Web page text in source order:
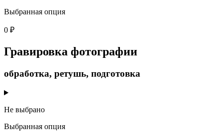
Выбранная опция
0 ₽
Гравировка фотографии
обработка, ретушь, подготовка
Не выбрано
Выбранная опция